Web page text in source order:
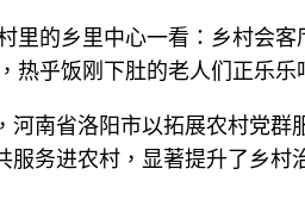
里的乡里中心一看：乡村会
热乎饭刚下肚的老人们正乐乐
南省洛阳市以拓展农村党群
服务进农村，显著提升了乡村